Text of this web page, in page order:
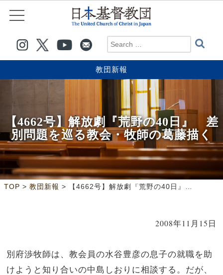
教団新報
【4662号】解放劇『荒野の40日』 差
別問題を巡る教会・牧師の葛藤描く
TOP > 教団新報 > 【4662号】解放劇『荒野の40日』 差別問題を巡る教会・牧師の葛藤描く
2008年11月15日
別府渉牧師は、教会員の水谷豊彦の息子の就職を助
けようと知り合いの中島しおりに相談する。だが、